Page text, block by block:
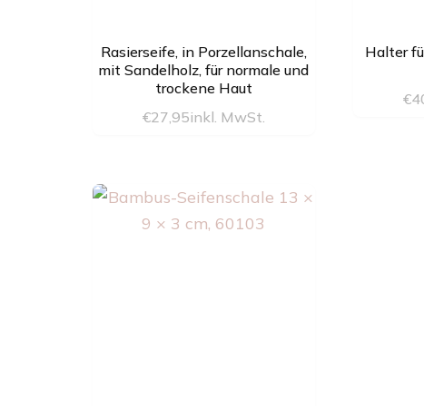
Rasierseife, in Porzellanschale,
mit Sandelholz, für normale und
trockene Haut
€27,95inkl. MwSt.
Halter
€